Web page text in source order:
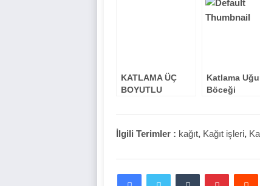
KATLAMA ÜÇ
BOYUTLU
Katlama
Böceği
İlgili Terimler : kağıt, Kağıt işleri,
FacebookTwitter Tumblr Pinterest